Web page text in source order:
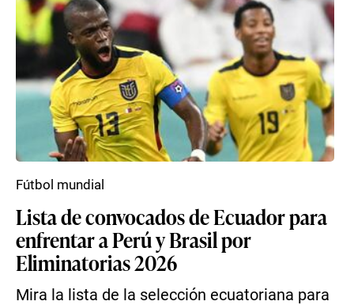
Lista de convocados de Ecuador para
enfrentar a Perú y Brasil por
Eliminatorias 2026
Mira la lista de la selección ecuatoriana para
Fútbol mundial